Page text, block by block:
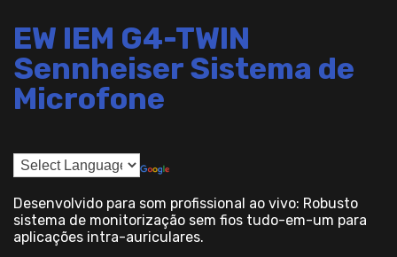
EW IEM G4-TWIN
Sennheiser Sistema de
Microfone
Desenvolvido para som profissional ao vivo: Robusto
sistema de monitorização sem fios tudo-em-um para
aplicações intra-auriculares.